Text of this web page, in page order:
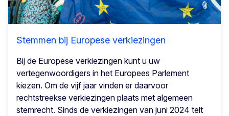
Stemmen bij Europese verkiezingen
Bij de Europese verkiezingen kunt u uw
vertegenwoordigers in het Europees Parlement
kiezen. Om de vijf jaar vinden er daarvoor
rechtstreekse verkiezingen plaats met algemeen
stemrecht. Sinds de verkiezingen van juni 2024 telt